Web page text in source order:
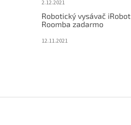
2.12.2021
Robotický vysávač iRobot
Roomba zadarmo
12.11.2021